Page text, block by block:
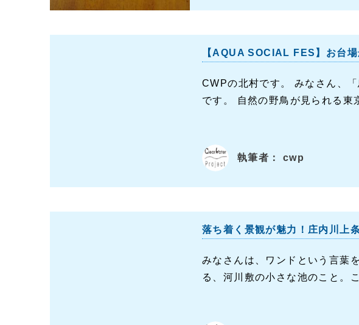
【AQUA SOCIAL FES】お台
CWPの北村です。 みなさん、
です。 自然の野鳥が見られる東
執筆者： cwp
落ち着く景観が魅力！庄内川上
みなさんは、ワンドという言葉
る、河川敷の小さな池のこと。